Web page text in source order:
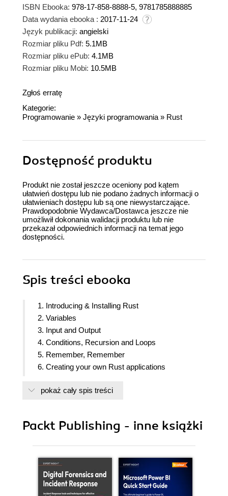
ISBN Ebooka: 978-17-858-8888-5, 9781785888885
Data wydania ebooka : 2017-11-24
Język publikacji: angielski
Rozmiar pliku Pdf: 5.1MB
Rozmiar pliku ePub: 4.1MB
Rozmiar pliku Mobi: 10.5MB
Zgłoś erratę
Kategorie:
Programowanie » Języki programowania » Rust
Dostępność produktu
Produkt nie został jeszcze oceniony pod kątem
ułatwień dostępu lub nie podano żadnych informacji o
ułatwieniach dostępu lub są one niewystarczające.
Prawdopodobnie Wydawca/Dostawca jeszcze nie
umożliwił dokonania walidacji produktu lub nie
przekazał odpowiednich informacji na temat jego
dostępności.
Spis treści ebooka
1. Introducing & Installing Rust
2. Variables
3. Input and Output
4. Conditions, Recursion and Loops
5. Remember, Remember
6. Creating your own Rust applications
8. The Rust Application Lifetime
11. Concurrency in Rust
14. Foreign Function Interfaces
pokaż cały spis treści
Packt Publishing - inne książki